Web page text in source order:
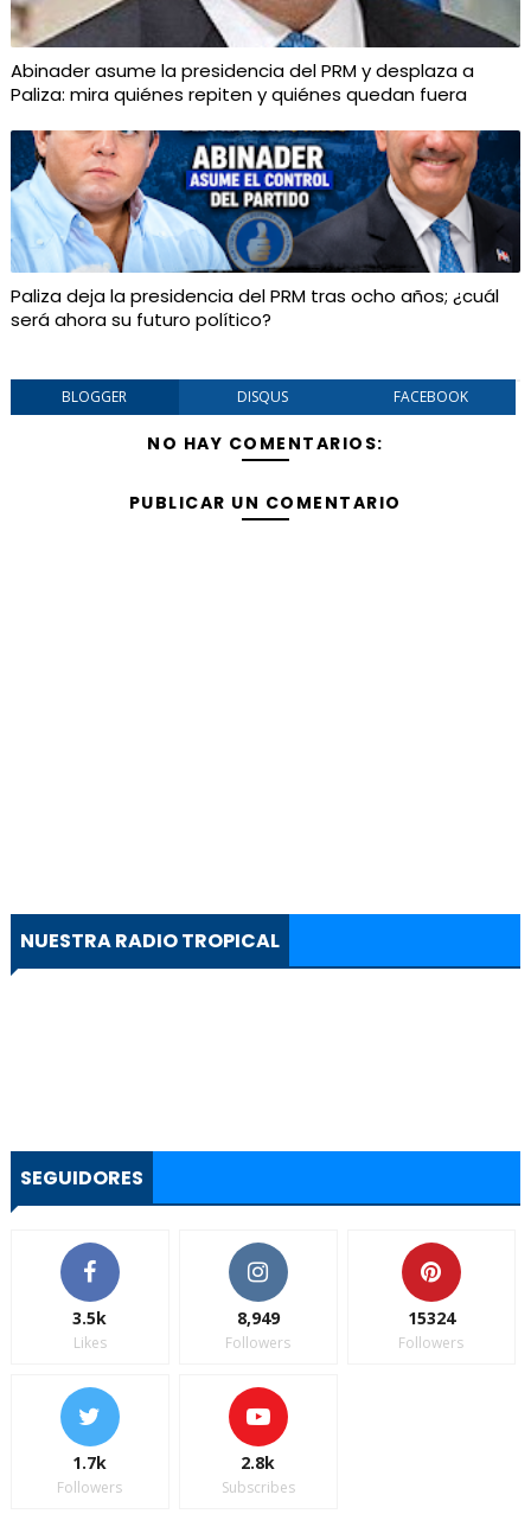
Abinader asume la presidencia del PRM y desplaza a
Paliza: mira quiénes repiten y quiénes quedan fuera
Paliza deja la presidencia del PRM tras ocho años; ¿cuál
será ahora su futuro político?
BLOGGER DISQUS FACEBOOK
NO HAY COMENTARIOS:
PUBLICAR UN COMENTARIO
NUESTRA RADIO TROPICAL
SEGUIDORES
3.5k
Likes
8,949
Followers
15324
Followers
1.7k
Followers
2.8k
Subscribes